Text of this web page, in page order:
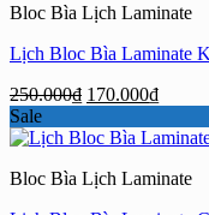
89.000₫.
Bloc Bìa Lịch Laminate
Lịch Bloc Bìa Laminate
250.000₫ Giá
là:
170.000₫Giá
tại
Sale
Bloc Bìa Lịch Laminate